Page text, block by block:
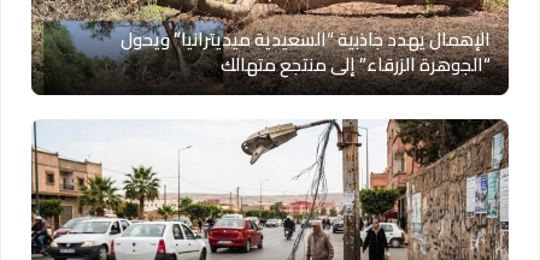
الإهمال يهدد جاذبية “السعيدية ميديترانيا” ويحول
“الجوهرة الزرقاء” إلى منتجع متهالك